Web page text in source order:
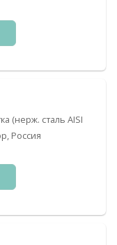
(нерж. сталь AISI
Россия